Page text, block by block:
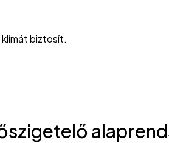
biztosít.